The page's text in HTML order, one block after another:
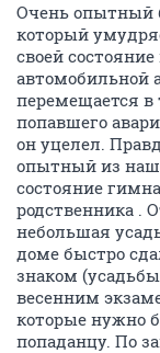
Очень опытный
который
своей
автомобильной
перемещается в
попавшего
он уцелел.
опытный из
состояние
родственника .
небольшая
доме быстро
знаком
весенним
которые нужно
попаданцу. По